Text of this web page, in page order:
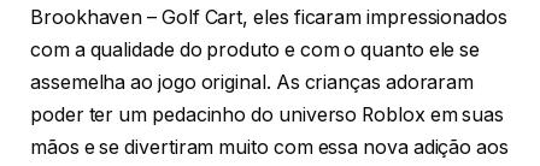
Brookhaven – Golf Cart, eles ficaram impressionados
com a qualidade do produto e com o quanto ele se
assemelha ao jogo original. As crianças adoraram
poder ter um pedacinho do universo Roblox em suas
mãos e se divertiram muito com essa nova adição aos